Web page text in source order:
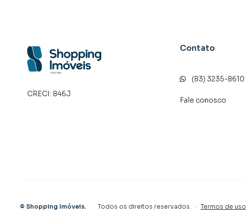
CRECI: 846J
Contato
(83) 3235-8610
Fale conosco
© Shopping Imóveis. Todos os direitos reservados. · Termos de uso